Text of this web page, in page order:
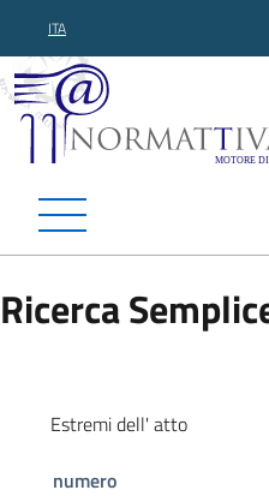
ITA
Normattiva
Ricerca
Estremi dell' atto
numero